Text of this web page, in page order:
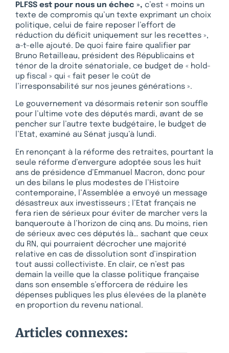
PLFSS est pour nous un échec », c’est « moins un
texte de compromis qu’un texte exprimant un choix
politique, celui de faire reposer l’effort de
réduction du déficit uniquement sur les recettes »,
a-t-elle ajouté. De quoi faire faire qualifier par
Bruno Retailleau, président des Républicains et
ténor de la droite sénatoriale, ce budget de « hold-
up fiscal » qui « fait peser le coût de
l’irresponsabilité sur nos jeunes générations ».
Le gouvernement va désormais retenir son souffle
pour l’ultime vote des députés mardi, avant de se
pencher sur l’autre texte budgétaire, le budget de
l’Etat, examiné au Sénat jusqu’à lundi.
En renonçant à la réforme des retraites, pourtant la
seule réforme d’envergure adoptée sous les huit
ans de présidence d’Emmanuel Macron, donc pour
un des bilans le plus modestes de l’Histoire
contemporaine, l’Assemblée a envoyé un message
désastreux aux investisseurs ; l’Etat français ne
fera rien de sérieux pour éviter de marcher vers la
banqueroute à l’horizon de cinq ans. Du moins, rien
de sérieux avec ces députés là… sachant que ceux
du RN, qui pourraient décrocher une majorité
relative en cas de dissolution sont d’inspiration
tout aussi collectiviste. En clair, ce n’est pas
demain la veille que la classe politique française
dans son ensemble s’efforcera de réduire les
dépenses publiques les plus élevées de la planète
en proportion du revenu national.
Articles connexes: